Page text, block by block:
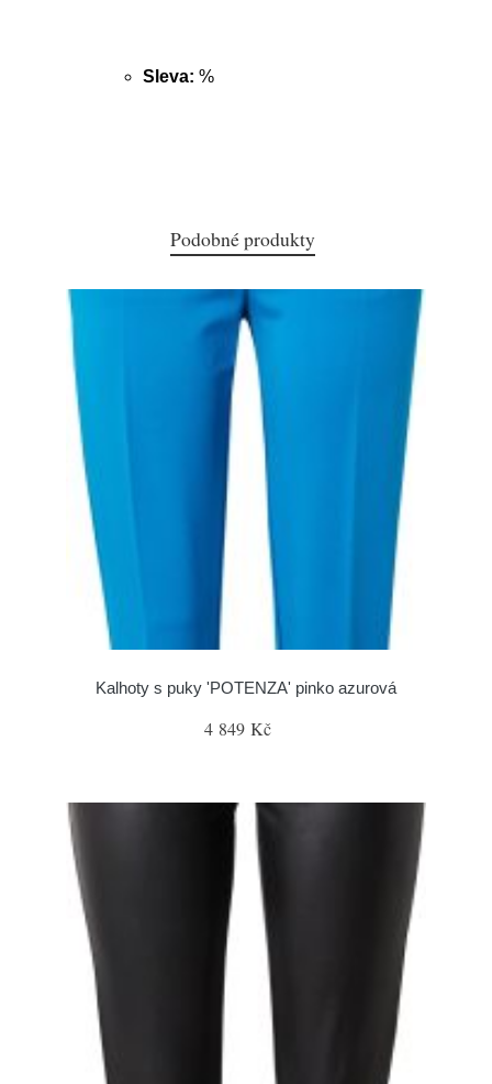
Sleva: %
Podobné produkty
Kalhoty s puky 'POTENZA' pinko azurová
4 849 Kč